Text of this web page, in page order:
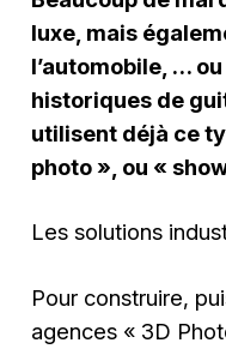
luxe, mais
l’automobile, …
historiques de
utilisent déjà ce
photo », ou «
Les solutions
Pour construire,
agences « 3D